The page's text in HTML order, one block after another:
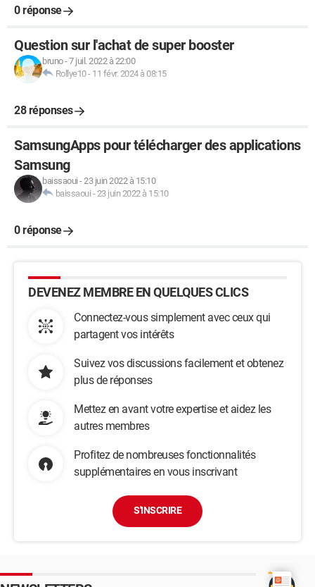
0 réponse
Question sur l'achat de super booster
bruno-7 juil. 2022 à 22:00
Rollye10- 11 févr. 2024 à 08:15
28 réponses
SamsungApps pour télécharger des applications
Samsung
baissaoui -23 juin 2022 à 15:10
baissaoui -23 juin 2022 à 15:10
0 réponse
DEVENEZ MEMBRE EN QUELQUES CLICS
Connectez-vous simplement avec ceux qui
partagent vos intérêts
Suivez vos discussions facilement et obtenez
plus de réponses
Mettez en avant votre expertise et aidez les
autres membres
Profitez de nombreuses fonctionnalités
supplémentaires en vous inscrivant
S'INSCRIRE